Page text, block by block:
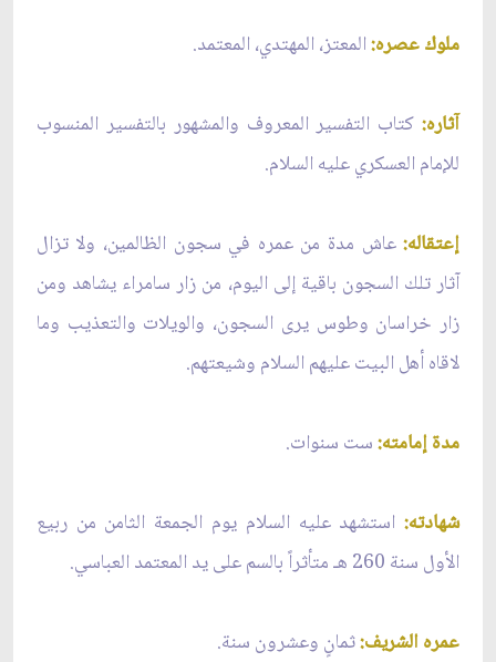
ملوك عصره:المعتز، المهتدي، المعتمد.
آثاره:كتاب التفسير المعروف والمشهور بالتفسير المنسوب
للإمام العسكري عليه السلام.
إعتقاله: عاش مدة من عمره في سجون الظالمين، ولا تزال
آثار تلك السجون باقية إلى اليوم، من زار سامراء يشاهد ومن
زار خراسان وطوس يرى السجون، والويلات والتعذيب وما
لاقاه أهل البيت عليهم السلام وشيعتهم.
مدة إمامته:ست سنوات.
شهادته:استشهد عليه السلام يوم الجمعة الثامن من ربيع
الأول سنة 260 هـ متأثراً بالسم على يد المعتمد العباسي.
عمره الشريف:ثمانٍ وعشرون سنة.